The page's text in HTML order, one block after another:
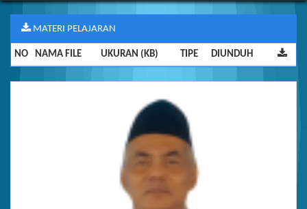
MATERI PELAJARAN
NO NAMA FILE UKURAN (KB) TIPE DIUNDUH